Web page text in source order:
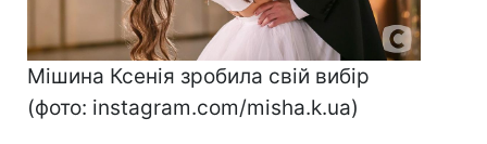
Мішина Ксенія зробила свій вибір
(фото: instagram.com/misha.k.ua)